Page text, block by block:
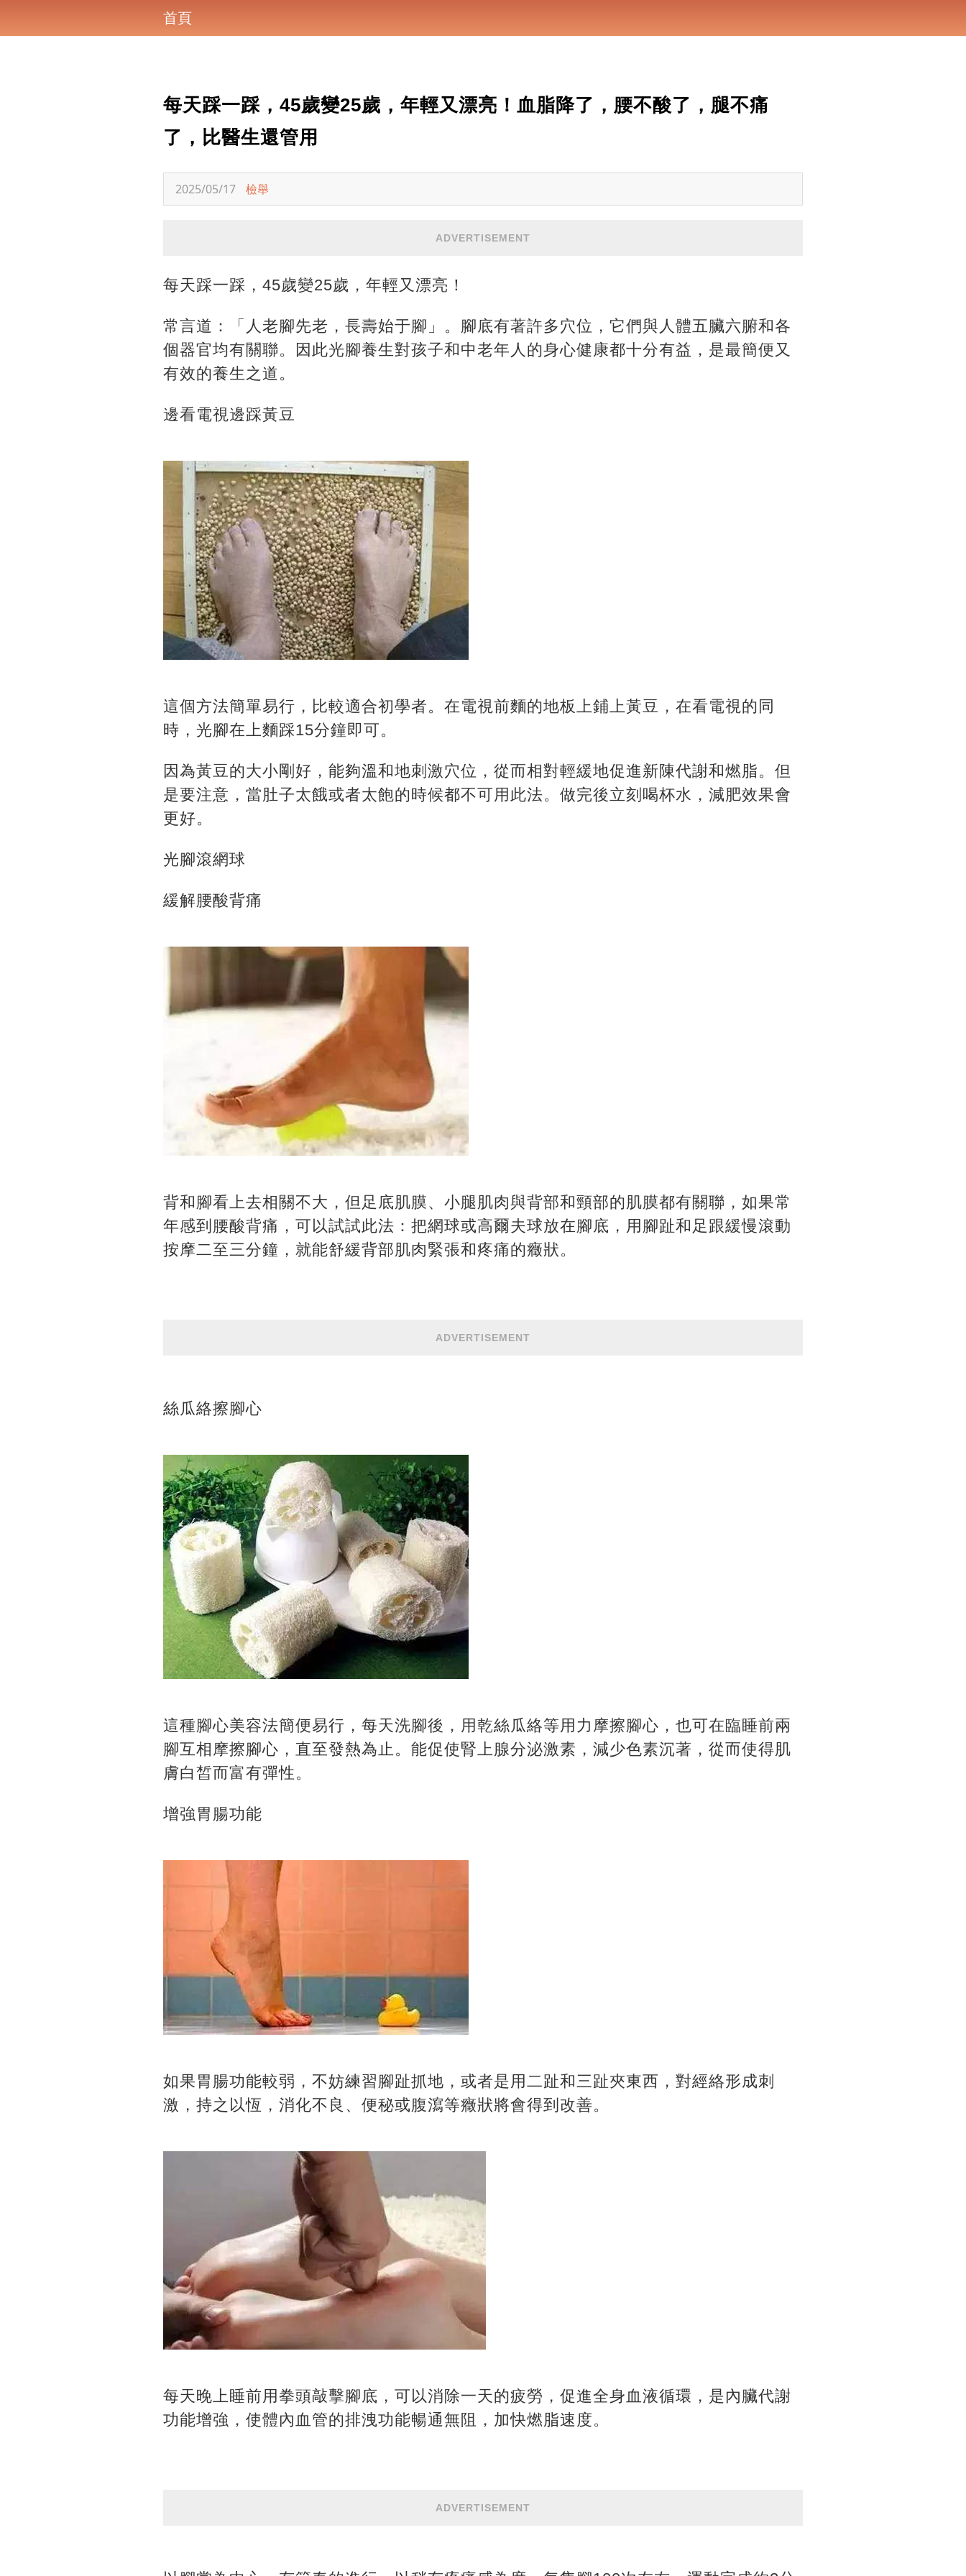
首頁
每天踩一踩，45歲變25歲，年輕又漂亮！血脂降了，腰不酸了，腿不痛
了，比醫生還管用
2025/05/17 檢舉
ADVERTISEMENT
每天踩一踩，45歲變25歲，年輕又漂亮！
常言道：「人老腳先老，長壽始于腳」。腳底有著許多穴位，它們與人體五臟六腑和各
個器官均有關聯。因此光腳養生對孩子和中老年人的身心健康都十分有益，是最簡便又
有效的養生之道。
邊看電視邊踩黃豆
這個方法簡單易行，比較適合初學者。在電視前麵的地板上鋪上黃豆，在看電視的同
時，光腳在上麵踩15分鐘即可。
因為黃豆的大小剛好，能夠溫和地刺激穴位，從而相對輕緩地促進新陳代謝和燃脂。但
是要注意，當肚子太餓或者太飽的時候都不可用此法。做完後立刻喝杯水，減肥效果會
更好。
光腳滾網球
緩解腰酸背痛
背和腳看上去相關不大，但足底肌膜、小腿肌肉與背部和頸部的肌膜都有關聯，如果常
年感到腰酸背痛，可以試試此法：把網球或高爾夫球放在腳底，用腳趾和足跟緩慢滾動
按摩二至三分鐘，就能舒緩背部肌肉緊張和疼痛的癥狀。
ADVERTISEMENT
絲瓜絡擦腳心
這種腳心美容法簡便易行，每天洗腳後，用乾絲瓜絡等用力摩擦腳心，也可在臨睡前兩
腳互相摩擦腳心，直至發熱為止。能促使腎上腺分泌激素，減少色素沉著，從而使得肌
膚白皙而富有彈性。
增強胃腸功能
如果胃腸功能較弱，不妨練習腳趾抓地，或者是用二趾和三趾夾東西，對經絡形成刺
激，持之以恆，消化不良、便秘或腹瀉等癥狀將會得到改善。
每天晚上睡前用拳頭敲擊腳底，可以消除一天的疲勞，促進全身血液循環，是內臟代謝
功能增強，使體內血管的排洩功能暢通無阻，加快燃脂速度。
ADVERTISEMENT